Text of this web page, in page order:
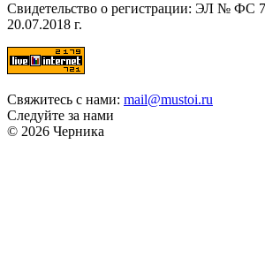
Свидетельство о регистрации: ЭЛ № ФС
20.07.2018 г.
Свяжитесь с нами: mail@mustoi.ru
Следуйте за нами
© 2026 Черника